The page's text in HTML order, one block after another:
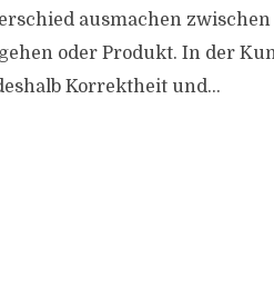
ausmachen
oder Produkt. In der
Korrektheit und...